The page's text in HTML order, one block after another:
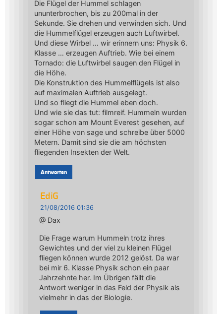
Die Flügel der Hummel schlagen
ununterbrochen, bis zu 200mal in der
Sekunde. Sie drehen und verwinden sich. Und
die Hummelflügel erzeugen auch Luftwirbel.
Und diese Wirbel … wir erinnern uns: Physik 6.
Klasse … erzeugen Auftrieb. Wie bei einem
Tornado: die Luftwirbel saugen den Flügel in
die Höhe.
Die Konstruktion des Hummelflügels ist also
auf maximalen Auftrieb ausgelegt.
Und so fliegt die Hummel eben doch.
Und wie sie das tut: filmreif. Hummeln wurden
sogar schon am Mount Everest gesehen, auf
einer Höhe von sage und schreibe über 5000
Metern. Damit sind sie die am höchsten
fliegenden Insekten der Welt.
Antworten
EdiG
21/08/2016 01:36
@ Dax
Die Frage warum Hummeln trotz ihres
Gewichtes und der viel zu kleinen Flügel
fliegen können wurde 2012 gelöst. Da war
bei mir 6. Klasse Physik schon ein paar
Jahrzehnte her. Im Übrigen fällt die
Antwort weniger in das Feld der Physik als
vielmehr in das der Biologie.